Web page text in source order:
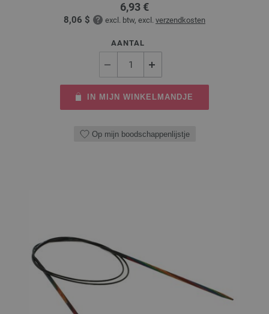
6,93 €
8,06 $ excl. btw, excl. verzendkosten
AANTAL
IN MIJN WINKELMANDJE
Op mijn boodschappenlijstje